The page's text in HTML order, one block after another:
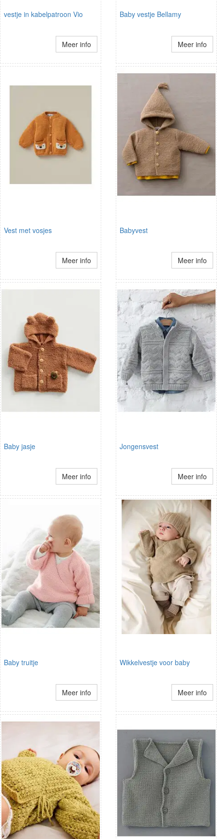
vestje in kabelpatroon Vio
Meer info
Baby vestje Bellamy
Meer info
Vest met vosjes
Meer info
Babyvest
Meer info
Baby jasje
Meer info
Jongensvest
Meer info
Baby truitje
Meer info
Wikkelvestje voor baby
Meer info